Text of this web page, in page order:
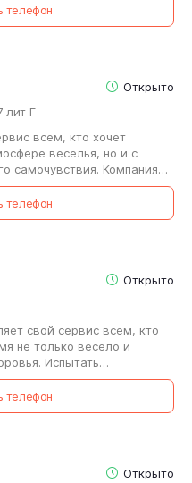
телефон
Открыто
лит Г
всем, кто хочет
веселья, но и с
Компания
телефон
Открыто
свой сервис всем, кто
не только весело и
телефон
Открыто